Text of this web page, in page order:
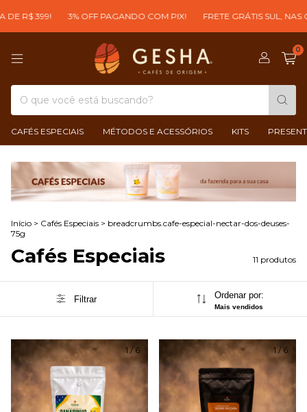
R$ 399! 3% OFF PAGANDO COM PIX! FRETE GRÁTIS SUL, NAS
0
CAFÉS ESPECIAIS MÉTODOS E ACESSÓRIOS KITS
Início > Cafés Especiais > breadcrumbs.cafe-especial-nectar-dos-deuses-
75g
Cafés Especiais 11 produtos
Filtrar Ordenar por:
Mais vendidos
1/6 1/6